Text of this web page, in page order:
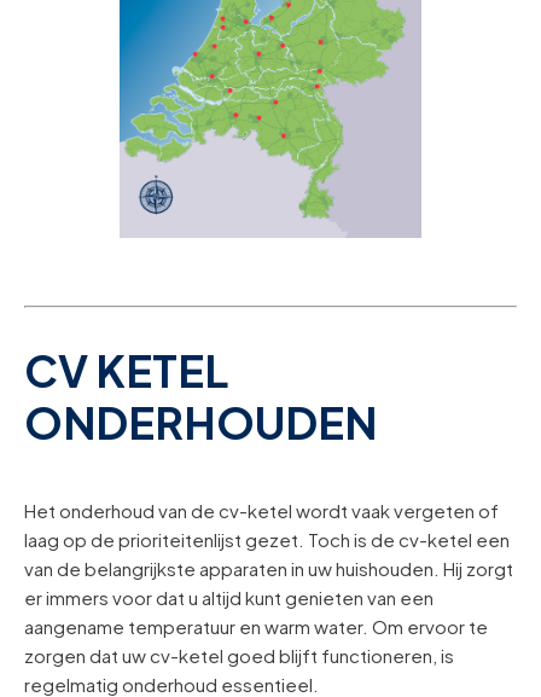
CV KETEL
ONDERHOUDEN
Het onderhoud van de cv-ketel wordt vaak vergeten of
laag op de prioriteitenlijst gezet. Toch is de cv-ketel een
van de belangrijkste apparaten in uw huishouden. Hij zorgt
er immers voor dat u altijd kunt genieten van een
aangename temperatuur en warm water. Om ervoor te
zorgen dat uw cv-ketel goed blijft functioneren, is
regelmatig onderhoud essentieel.